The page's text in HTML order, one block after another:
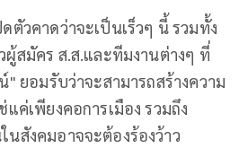
ตัวคาดว่าจะเป็นเร็วๆ นี้ รวมทั้ง
ผู้สมัคร ส.ส.และทีมงานต่างๆ ที่
" ยอมรับว่าจะสามารถสร้างความ
แค่เพียงคอการเมือง รวมถึง
นสังคมอาจจะต้องร้องว้าว